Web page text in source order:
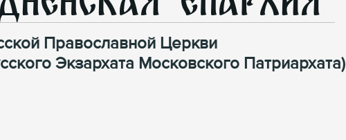
Православной Церкви
Экзархата Московского Патриархата)